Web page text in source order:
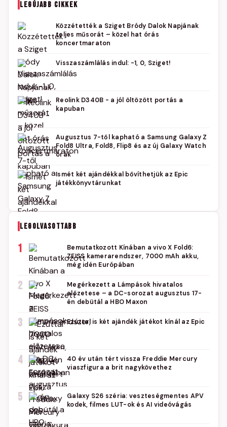
LEGÚJABB CIKKEK
Közzétették a Sziget Bródy Dalok Napjának
teljes műsorát – közel hat órás
koncertmaraton
Visszaszámlálás indul: -1, 0, Sziget!
Reolink D340B - a jól öltözött portás a
kapuban
Augusztus 7-től kapható a Samsung Galaxy Z
Fold8 Ultra, Fold8, Flip8 és az új Galaxy Watch
órák
Ismét két ajándékkal bővíthetjük az Epic
játékkönyvtárunkat
LEGOLVASOTTABB
1
Bemutatkozott Kínában a vivo X Fold6:
ZEISS kamerarendszer, 7000 mAh akku,
még idén Európában
2
Megérkezett a Lámpások hivatalos
előzetese – a DC-sorozat augusztus 17-
én debütál a HBO Maxon
3 Ezúttal is két ajándék játékot kínál az Epic
4
40 év után tért vissza Freddie Mercury
viaszfigura a brit nagykövethez
5
Galaxy S26 széria: veszteségmentes APV
kodek, filmes LUT-ok és AI videóvágás